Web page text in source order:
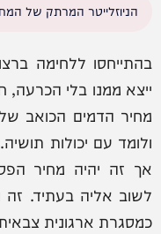
הניוזלייטר המרתק של
בהתייחסו ללחימה
ייצא ממנו בלי
מחיר הדמים הכואב
ולומד עם יכולות
אך זה יהיה מחיר
לשוב אליה בעתיד.
כמסגרת ארגונית